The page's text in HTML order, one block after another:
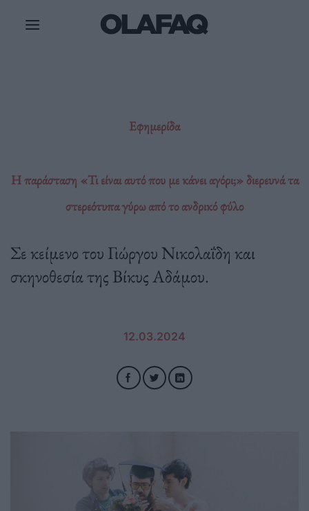
Εφημερίδα
Η παράσταση «Τι είναι αυτό που με κάνει αγόρι;» διερευνά τα
στερεότυπα γύρω από το ανδρικό φύλο
Σε κείμενο του Γιώργου Νικολαΐδη και
σκηνοθεσία της Βίκυς Αδάμου.
12.03.2024